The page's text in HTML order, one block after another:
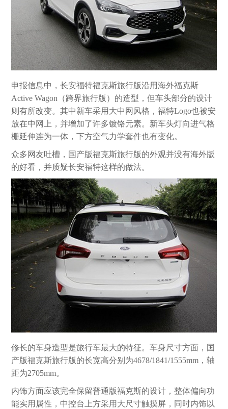
申报信息中，长安福特福克斯旅行版沿用海外福克斯
Active Wagon（跨界旅行版）的造型，但车头部分的设计
则有所改变。其中新车采用大中网风格，福特Logo也被安
放在中网上，并增加了许多镀铬元素。新车头灯向进气格
栅延伸连为一体，下方空气力学套件也有变化。
众多网友吐槽，国产版福克斯旅行版的外观并没有海外版
的好看，并质疑长安福特这样的做法。
修长的车身造型是旅行车最大的特征。车身尺寸方面，国
产版福克斯旅行版的长宽高分别为4678/1841/1555mm，轴
距为2705mm。
内饰方面应该完全保留普通版福克斯的设计，整体偏向功
能实用属性，中控台上方采用大尺寸触摸屏，同时内饰以